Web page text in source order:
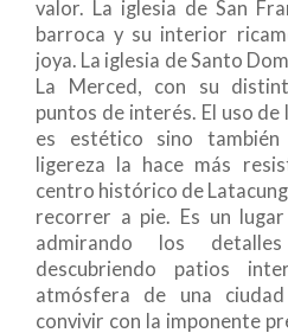
valor. La iglesia de San
barroca y su interior
joya. La iglesia de Santo
La Merced, con su
puntos de interés. El uso
es estético sino
ligereza la hace más
centro histórico de
recorrer a pie. Es un
admirando los
descubriendo patios
atmósfera de una
convivir con la imponente